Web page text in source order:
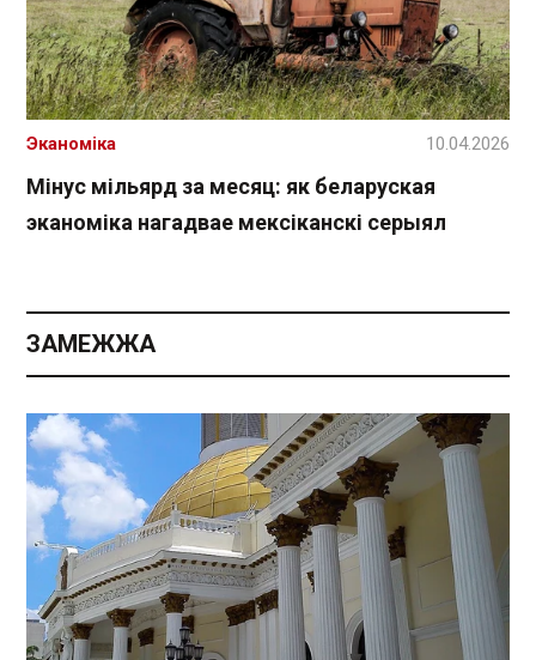
Мінус мільярд за месяц: як беларуская
эканоміка нагадвае мексіканскі серыял
Эканоміка 10.04.2026
ЗАМЕЖЖА